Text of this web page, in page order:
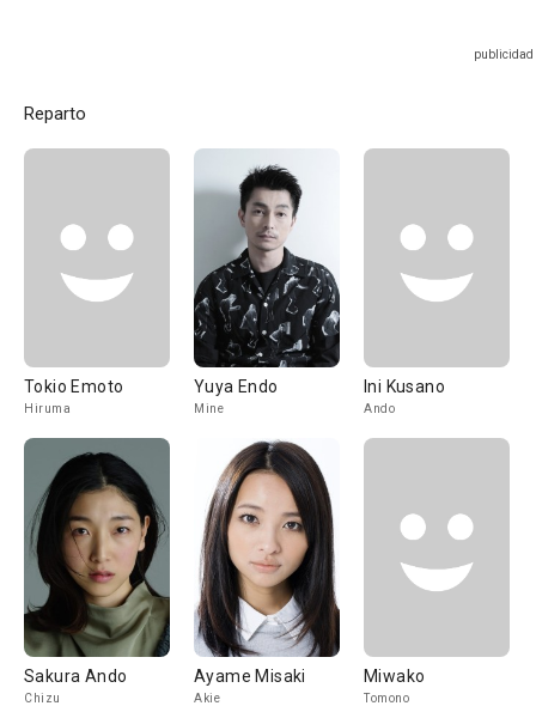
Reparto
Tokio Emoto
Hiruma
Yuya Endo
Mine
Ini Kusano
Ando
Sakura Ando
Chizu
Ayame Misaki
Akie
Miwako
Tomono